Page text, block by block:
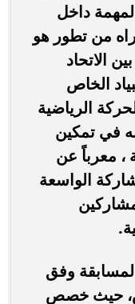
داخل
من تطور هو
الاتحاد
الخاص
الرياضية
في تمكين
، معرباً عن
الواسعة
وفق
حيث خصص